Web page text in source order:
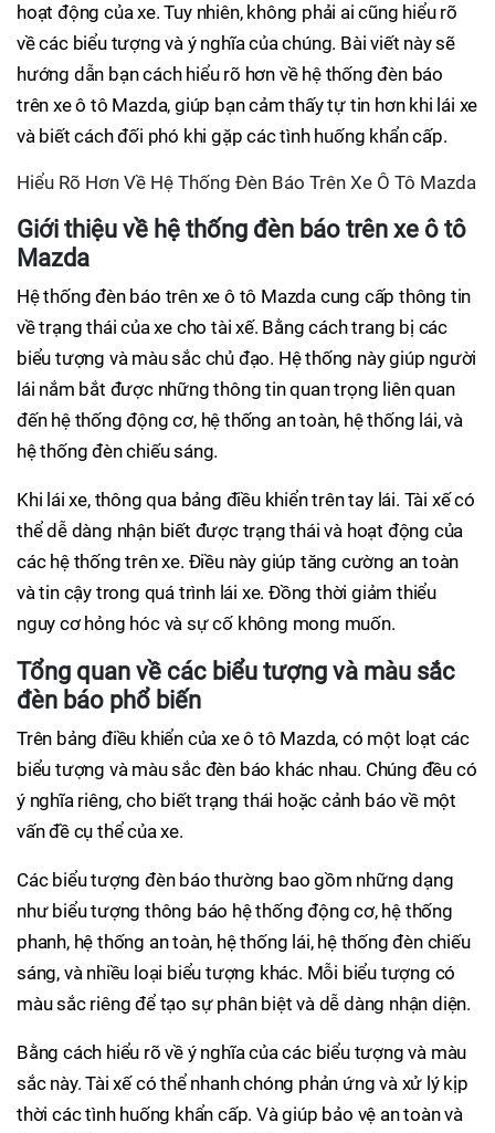
hoạt động của xe. Tuy nhiên, không phải ai cũng hiểu rõ
về các biểu tượng và ý nghĩa của chúng. Bài viết này sẽ
hướng dẫn bạn cách hiểu rõ hơn về hệ thống đèn báo
trên xe ô tô Mazda, giúp bạn cảm thấy tự tin hơn khi lái xe
và biết cách đối phó khi gặp các tình huống khẩn cấp.
Hiểu Rõ Hơn Về Hệ Thống Đèn Báo Trên Xe Ô Tô Mazda
Giới thiệu về hệ thống đèn báo trên xe ô tô
Mazda
Hệ thống đèn báo trên xe ô tô Mazda cung cấp thông tin
về trạng thái của xe cho tài xế. Bằng cách trang bị các
biểu tượng và màu sắc chủ đạo. Hệ thống này giúp người
lái nắm bắt được những thông tin quan trọng liên quan
đến hệ thống động cơ, hệ thống an toàn, hệ thống lái, và
hệ thống đèn chiếu sáng.
Khi lái xe, thông qua bảng điều khiển trên tay lái. Tài xế có
thể dễ dàng nhận biết được trạng thái và hoạt động của
các hệ thống trên xe. Điều này giúp tăng cường an toàn
và tin cậy trong quá trình lái xe. Đồng thời giảm thiểu
nguy cơ hỏng hóc và sự cố không mong muốn.
Tổng quan về các biểu tượng và màu sắc
đèn báo phổ biến
Trên bảng điều khiển của xe ô tô Mazda, có một loạt các
biểu tượng và màu sắc đèn báo khác nhau. Chúng đều có
ý nghĩa riêng, cho biết trạng thái hoặc cảnh báo về một
vấn đề cụ thể của xe.
Các biểu tượng đèn báo thường bao gồm những dạng
như biểu tượng thông báo hệ thống động cơ, hệ thống
phanh, hệ thống an toàn, hệ thống lái, hệ thống đèn chiếu
sáng, và nhiều loại biểu tượng khác. Mỗi biểu tượng có
màu sắc riêng để tạo sự phân biệt và dễ dàng nhận diện.
Bằng cách hiểu rõ về ý nghĩa của các biểu tượng và màu
sắc này. Tài xế có thể nhanh chóng phản ứng và xử lý kịp
thời các tình huống khẩn cấp. Và giúp bảo vệ an toàn và